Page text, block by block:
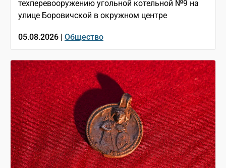
техперевооружению угольной котельной №9 на
улице Боровичской в окружном центре
05.08.2026 | Общество